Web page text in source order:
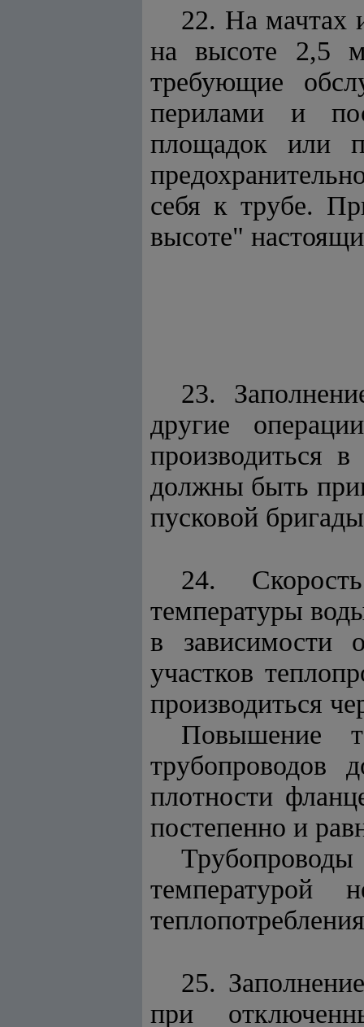
22. На мачтах
на высоте 2,5
требующие
перилами и
площадок или
себя к трубе.
высоте"
23.
другие
производиться
должны быть
пусковой
24.
температуры
в зависимости
участков
производиться
Повышение
трубопроводов
плотности
постепенно и
25.
при